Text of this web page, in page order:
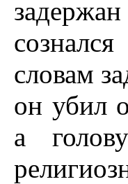
словам
он убил
а